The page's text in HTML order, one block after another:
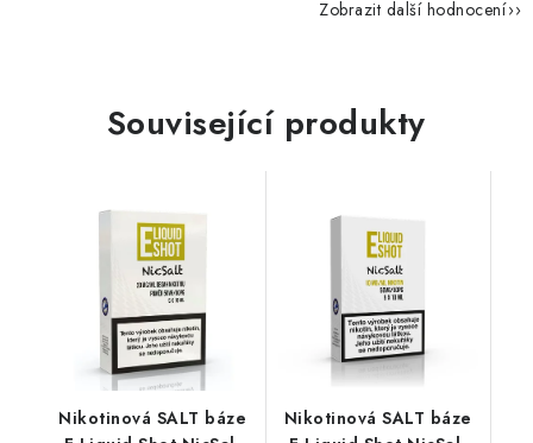
Zobrazit další hodnocení
Související produkty
Nikotinová SALT báze
Nikotinová SALT báze